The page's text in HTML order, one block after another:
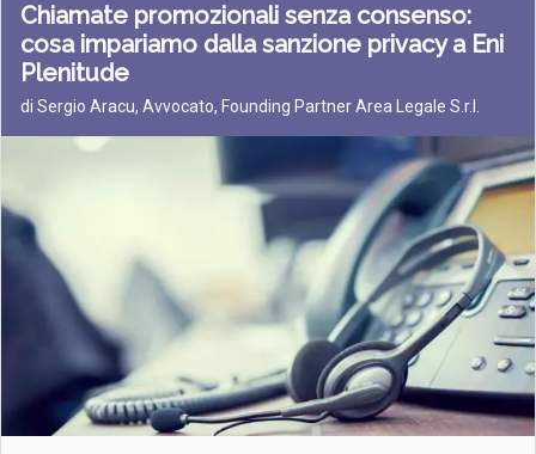
Chiamate promozionali senza consenso:
cosa impariamo dalla sanzione privacy a Eni
Plenitude
di Sergio Aracu, Avvocato, Founding Partner Area Legale S.r.l.